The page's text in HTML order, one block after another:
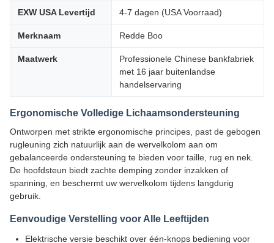
EXW USA Levertijd 4-7 dagen (USA Voorraad)
Merknaam Redde Boo
Maatwerk
Professionele Chinese bankfabriek
met 16 jaar buitenlandse
handelservaring
Ergonomische Volledige Lichaamsondersteuning
Ontworpen met strikte ergonomische principes, past de gebogen
rugleuning zich natuurlijk aan de wervelkolom aan om
gebalanceerde ondersteuning te bieden voor taille, rug en nek.
De hoofdsteun biedt zachte demping zonder inzakken of
spanning, en beschermt uw wervelkolom tijdens langdurig
gebruik.
Eenvoudige Verstelling voor Alle Leeftijden
Elektrische versie beschikt over één-knops bediening voor